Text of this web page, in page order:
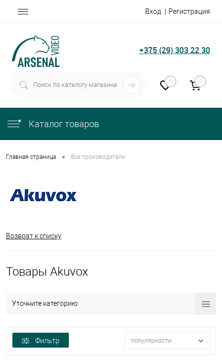
Вход Регистрация
+375 (29) 303 22 30
0 0
Каталог товаров
Главная страница • Все производители
Возврат к списку
Товары Akuvox
Уточните категорию:
Фильтр популярности